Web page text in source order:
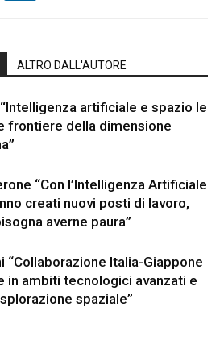
ALTRO DALL'AUTORE
artificiale e spazio le
frontiere della dimensione
“Con l’Intelligenza Artificiale
creati nuovi posti di lavoro,
averne paura”
“Collaborazione Italia-Giappone
in ambiti tecnologici avanzati e
spaziale”